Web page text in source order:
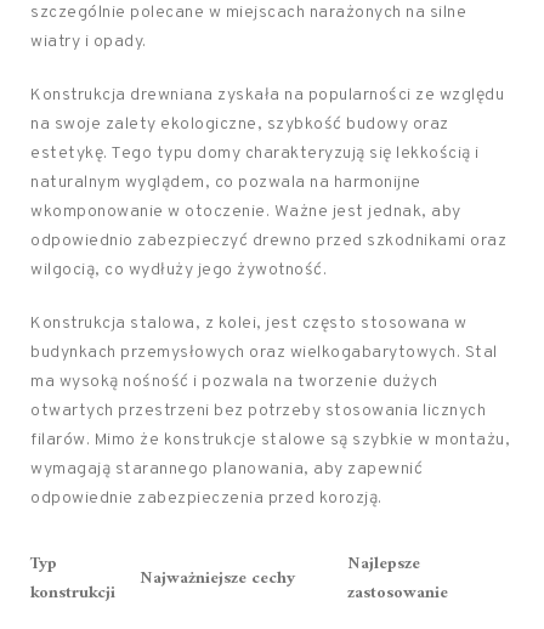
szczególnie polecane w miejscach narażonych na silne
wiatry i opady.
Konstrukcja drewniana zyskała na popularności ze względu
na swoje zalety ekologiczne, szybkość budowy oraz
estetykę. Tego typu domy charakteryzują się lekkością i
naturalnym wyglądem, co pozwala na harmonijne
wkomponowanie w otoczenie. Ważne jest jednak, aby
odpowiednio zabezpieczyć drewno przed szkodnikami oraz
wilgocią, co wydłuży jego żywotność.
Konstrukcja stalowa, z kolei, jest często stosowana w
budynkach przemysłowych oraz wielkogabarytowych. Stal
ma wysoką nośność i pozwala na tworzenie dużych
otwartych przestrzeni bez potrzeby stosowania licznych
filarów. Mimo że konstrukcje stalowe są szybkie w montażu,
wymagają starannego planowania, aby zapewnić
odpowiednie zabezpieczenia przed korozją.
Typ
konstrukcji
Najważniejsze cechy
Najlepsze
zastosowanie